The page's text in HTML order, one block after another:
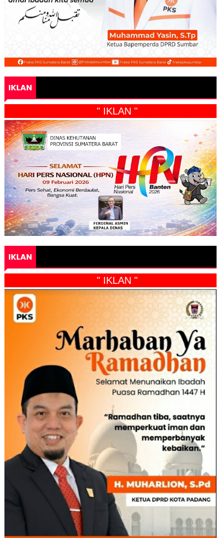
IKLAN
" IKLAN "
IKLAN
" IKLAN "